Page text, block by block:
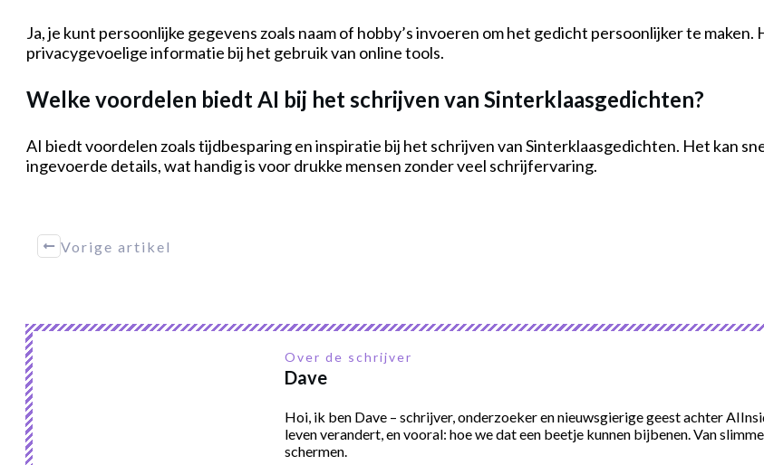
Ja, je kunt persoonlijke gegevens zoals naam of hobby’s invoeren om het gedicht persoonlijker te
privacygevoelige informatie bij het gebruik van online tools.
Welke voordelen biedt AI bij het schrijven van Sinterklaasgedichten?
AI biedt voordelen zoals tijdbesparing en inspiratie bij het schrijven van Sinterklaasgedichten. Het kan
ingevoerde details, wat handig is voor drukke mensen zonder veel schrijfervaring.
Vorige artikel
Over de schrijver
Dave
Hoi, ik ben Dave – schrijver, onderzoeker en nieuwsgierige geest achter
leven verandert, en vooral: hoe we dat een beetje kunnen bijbenen. Van
schermen.